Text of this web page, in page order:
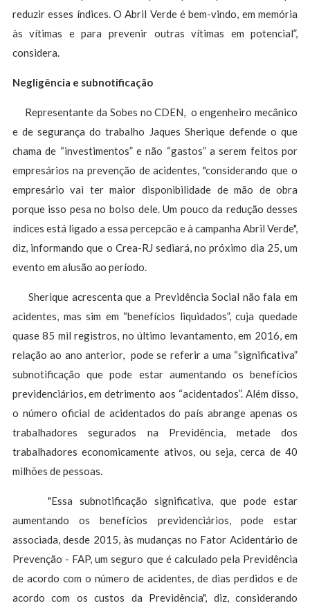
reduzir esses índices. O Abril Verde é bem-vindo, em memória
às vítimas e para prevenir outras vítimas em potencial”,
considera.
Negligência e subnotificação
Representante da Sobes no CDEN, o engenheiro mecânico
e de segurança do trabalho Jaques Sherique defende o que
chama de “investimentos” e não “gastos” a serem feitos por
empresários na prevenção de acidentes, "considerando que o
empresário vai ter maior disponibilidade de mão de obra
porque isso pesa no bolso dele. Um pouco da redução desses
índices está ligado a essa percepcão e à campanha Abril Verde",
diz, informando que o Crea-RJ sediará, no próximo dia 25, um
evento em alusão ao período.
Sherique acrescenta que a Previdência Social não fala em
acidentes, mas sim em “benefícios liquidados”, cuja quedade
quase 85 mil registros, no último levantamento, em 2016, em
relação ao ano anterior, pode se referir a uma “significativa”
subnotificação que pode estar aumentando os benefícios
previdenciários, em detrimento aos “acidentados”. Além disso,
o número oficial de acidentados do país abrange apenas os
trabalhadores segurados na Previdência, metade dos
trabalhadores economicamente ativos, ou seja, cerca de 40
milhões de pessoas.
"Essa subnotificação significativa, que pode estar
aumentando os benefícios previdenciários, pode estar
associada, desde 2015, às mudanças no Fator Acidentário de
Prevenção - FAP, um seguro que é calculado pela Previdência
de acordo com o número de acidentes, de dias perdidos e de
acordo com os custos da Previdência", diz, considerando